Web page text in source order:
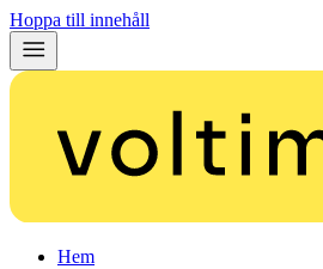
Hoppa till innehåll
Hem